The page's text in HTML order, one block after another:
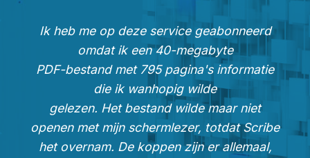
Ik heb me op deze service geabonneerd
omdat ik een 40-megabyte
PDF-bestand met 795 pagina's informatie
die ik wanhopig wilde
gelezen. Het bestand wilde maar niet
openen met mijn schermlezer, totdat Scribe
het overnam. De koppen zijn er allemaal,